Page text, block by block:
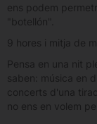
ens podem
"botellón".
9 hores i mitja de
Pensa en una nit
saben: música en
concerts d'una
no ens en volem